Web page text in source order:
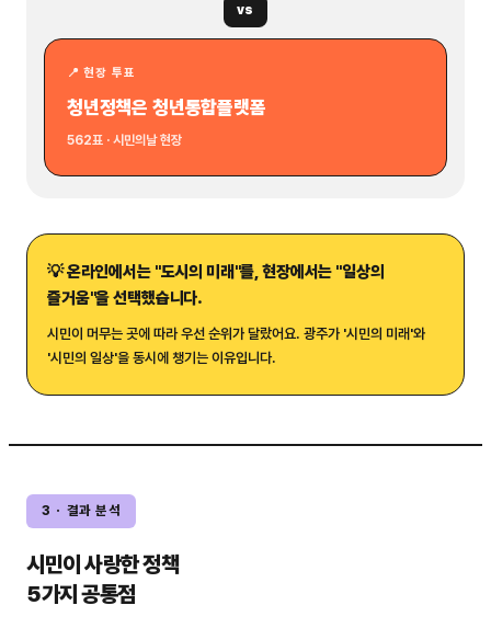
vs
📍 현장 투표
청년정책은 청년통합플랫폼
562표 · 시민의날 현장
💡 온라인에서는 "도시의 미래"를, 현장에서는 "일상의
즐거움"을 선택했습니다.
시민이 머무는 곳에 따라 우선 순위가 달랐어요. 광주가 '시민의 미래'와
'시민의 일상'을 동시에 챙기는 이유입니다.
3 · 결과 분석
시민이 사랑한 정책
5가지 공통점